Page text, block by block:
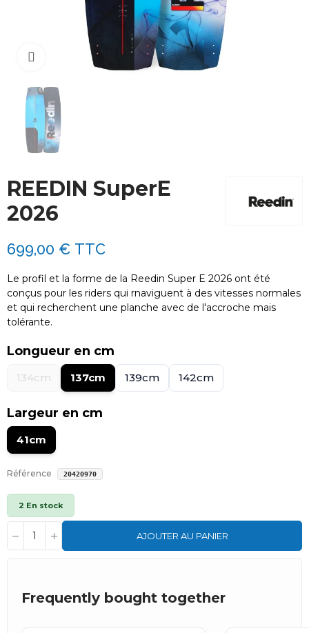
Cliquez pour agrandir
REEDIN SuperE
2026
699,00 € TTC
Le profil et la forme de la Reedin Super E 2026 ont été
conçus pour les riders qui rnaviguent à des vitesses normales
et qui recherchent une planche avec de l'accroche mais
tolérante.
Longueur en cm
134cm 137cm 139cm 142cm
Largeur en cm
41cm
Référence 20420970
2 En stock
AJOUTER AU PANIER
Frequently bought together